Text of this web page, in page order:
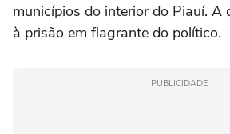
municípios do interior do Piauí. A
à prisão em flagrante do político.
PUBLICIDADE